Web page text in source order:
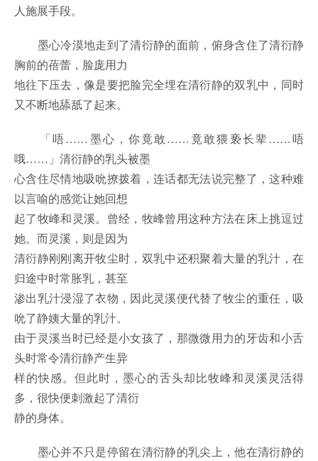
人施展手段。
墨心冷漠地走到了清衍静的面前，俯身含住了清衍静
胸前的蓓蕾，脸庞用力
地往下压去，像是要把脸完全埋在清衍静的双乳中，同时
又不断地舔舐了起来。
「唔……墨心，你竟敢……竟敢猥亵长辈……唔
哦……」清衍静的乳头被墨
心含住尽情地吸吮撩拨着，连话都无法说完整了，这种难
以言喻的感觉让她回想
起了牧峰和灵溪。曾经，牧峰曾用这种方法在床上挑逗过
她。而灵溪，则是因为
清衍静刚刚离开牧尘时，双乳中还积聚着大量的乳汁，在
归途中时常胀乳，甚至
渗出乳汁浸湿了衣物，因此灵溪便代替了牧尘的重任，吸
吮了静姨大量的乳汁。
由于灵溪当时已经是小女孩了，那微微用力的牙齿和小舌
头时常令清衍静产生异
样的快感。但此时，墨心的舌头却比牧峰和灵溪灵活得
多，很快便刺激起了清衍
静的身体。
墨心并不只是停留在清衍静的乳尖上，他在清衍静的